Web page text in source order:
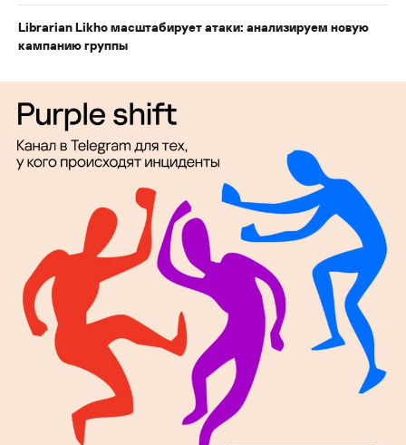
Librarian Likho масштабирует атаки: анализируем новую
кампанию группы